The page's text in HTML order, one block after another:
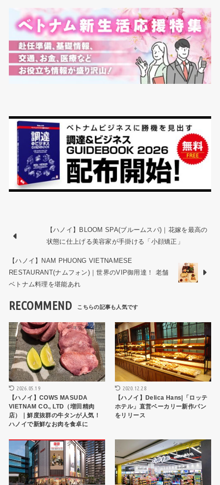
【ハノイ】BLOOM SPA(ブルームスパ)｜花嫁を最高の
状態に仕上げる美容家が手掛ける「小顔矯正」
【ハノイ】NAM PHUONG VIETNAMESE
RESTAURANT(ナムフォン)｜世界のVIP御用達！ 老舗
ベトナム料理を堪能あれ
RECOMMEND
ショップ・お店
2026.05.19
【ハノイ】COWS MASUDA
VIETNAM CO., LTD（増田精肉
店）｜鮮度抜群の牛タンが人気！
ハノイで新鮮なお肉を食卓に
ショップ・お店
2020.12.28
【ハノイ】Delica Hans|「ロッテ
ホテル」直営ベーカリー新作パン
をリリース
ショップ・お店 ショップ・お店